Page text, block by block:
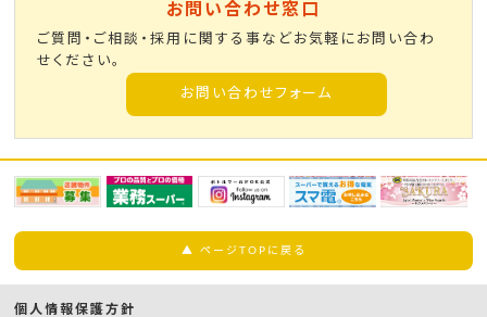
お問い合わせ窓口
ご質問・ご相談・採用に関する事などお気軽にお問い合わ
せください。
お問い合わせフォーム
▲ ページTOPに戻る
個人情報保護方針